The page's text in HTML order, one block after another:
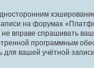
на форумах
вправе спрашивать
программным
вашей учётной записи.